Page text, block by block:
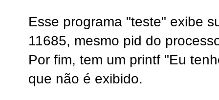
Esse programa "teste" exibe
11685, mesmo pid do
Por fim, tem um printf "Eu
que não é exibido.